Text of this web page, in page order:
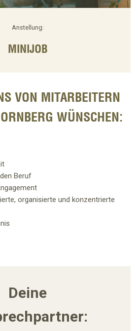
Anstellung:
MINIJOB
VON MITARBEITERN
WÜNSCHEN:
Beruf
organisierte und konzentrierte
Deine